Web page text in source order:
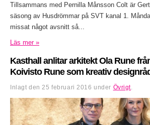
Tillsammans med Pernilla Månsson Colt är
säsong av Husdrömmar på SVT kanal 1.
missat något avsnitt så...
Läs mer »
Kasthall anlitar arkitekt Ola Rune
Koivisto Rune som kreativ
Inlagt den25 februari 2016 under Övrigt.